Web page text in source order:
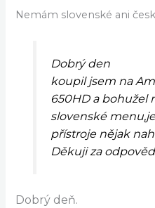
Nemám slovenské ani
Dobrý den
koupil jsem na
650HD a bohužel
slovenské
přístroje nějak
Děkuji za
Dobrý deň.